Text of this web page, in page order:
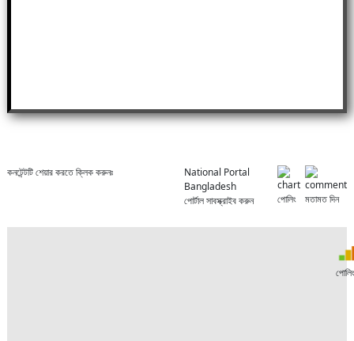
কনটেন্টটি শেয়ার করতে ক্লিক করুনঃ
National Portal
Bangladesh
পোর্টাল সাবস্ক্রাইব করুন
পোলিং মতামত দিন
পোলিং